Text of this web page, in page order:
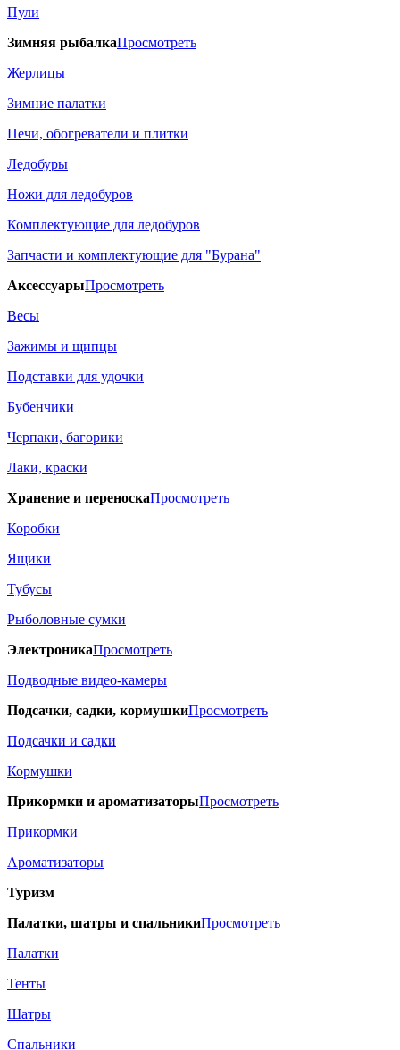
Пули
Зимняя рыбалкаПросмотреть
Жерлицы
Зимние палатки
Печи, обогреватели и плитки
Ледобуры
Ножи для ледобуров
Комплектующие для ледобуров
Запчасти и комплектующие для "Бурана"
АксессуарыПросмотреть
Весы
Зажимы и щипцы
Подставки для удочки
Бубенчики
Черпаки, багорики
Лаки, краски
Хранение и переноскаПросмотреть
Коробки
Ящики
Тубусы
Рыболовные сумки
ЭлектроникаПросмотреть
Подводные видео-камеры
Подсачки, садки, кормушкиПросмотреть
Подсачки и садки
Кормушки
Прикормки и ароматизаторыПросмотреть
Прикормки
Ароматизаторы
Туризм
Палатки, шатры и спальникиПросмотреть
Палатки
Тенты
Шатры
Спальники